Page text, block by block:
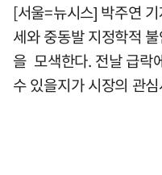
[서울=뉴시스] 박주연
세와 중동발 지정학적
을 모색한다. 전날 급락
수 있을지가 시장의 관